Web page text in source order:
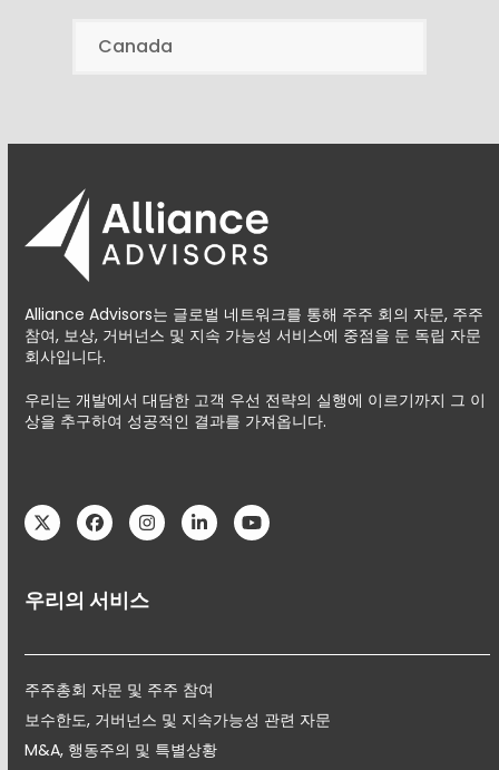
Canada
Alliance Advisors는 글로벌 네트워크를 통해 주주 회의 자문, 주주
참여, 보상, 거버넌스 및 지속 가능성 서비스에 중점을 둔 독립 자문
회사입니다.
우리는 개발에서 대담한 고객 우선 전략의 실행에 이르기까지 그 이
상을 추구하여 성공적인 결과를 가져옵니다.
TwitterFacebookInstagram
LinkedInYouTube
우리의 서비스
주주총회 자문 및 주주 참여
보수한도, 거버넌스 및 지속가능성 관련 자문
M&A, 행동주의 및 특별상황